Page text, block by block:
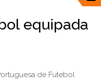
equipada
de Futebol